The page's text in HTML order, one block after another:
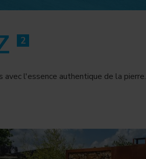
2
l'essence authentique de la pierre.